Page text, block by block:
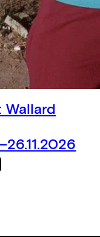
Wallard